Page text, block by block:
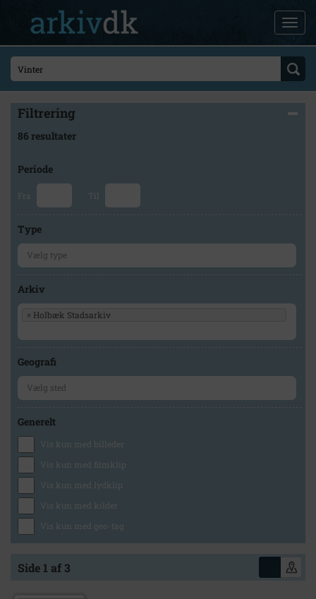
Filtrering
86 resultater
Periode
Fra Til
Type
Arkiv
× Holbæk Stadsarkiv
Geografi
Generelt
Vis kun med billeder
Vis kun med filmklip
Vis kun med lydklip
Vis kun med kilder
Vis kun med geo-tag
Side 1 af 3